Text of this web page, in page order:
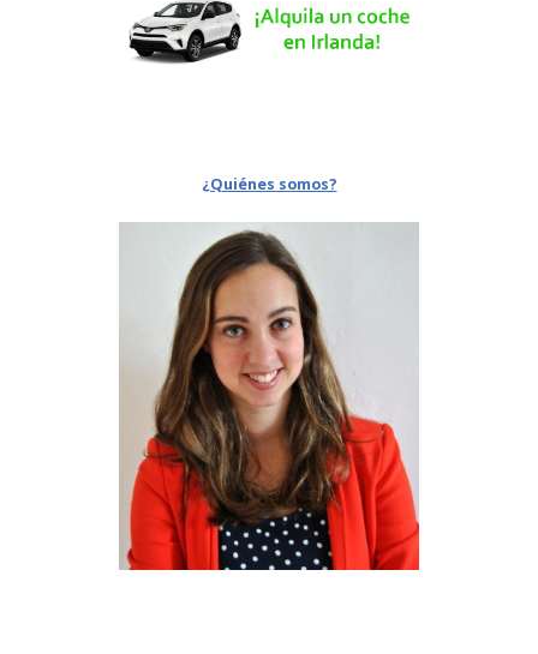
¿Quiénes somos?